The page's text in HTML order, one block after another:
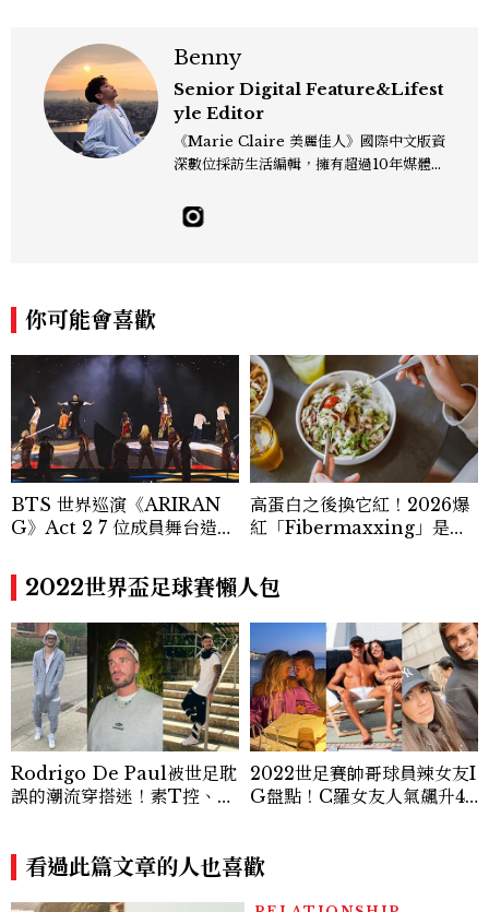
Benny
Senior Digital Feature&Lifest
yle Editor
《Marie Claire 美麗佳人》國際中文版資
深數位採訪生活編輯，擁有超過10年媒體與
飯店、奢華旅宿、旅遊景點、航空等領域，
另涉獵3C家電、居家生活範疇，具備實測
pella、Mandarin Oriental、JOAL
I、Raffles、Banyan Tree、IHG、Ma
rriott等頂級飯店集團。 策劃並執行超過7
0篇深度專題「MC開房間」、260 篇以上
「玩咖懶人包」盤點類文章，致力用專業視
角提供讀者最新話題、兼具風格與實用的高
品質生活旅遊靈感內容。 Contact：ben
ny_yang@mctw.com.tw
你可能會喜歡
BTS 世界巡演《ARIRAN
G》Act 2 7 位成員舞台造型
高蛋白之後換它紅！2026爆
紅「Fibermaxxing」是什
狂吃菜
2022世界盃足球賽懶人包
Rodrigo De Paul被世足耽
誤的潮流穿搭迷！素T控、項
2022世足賽帥哥球員辣女友I
G盤點！C羅女友人氣飆升40
看過此篇文章的人也喜歡